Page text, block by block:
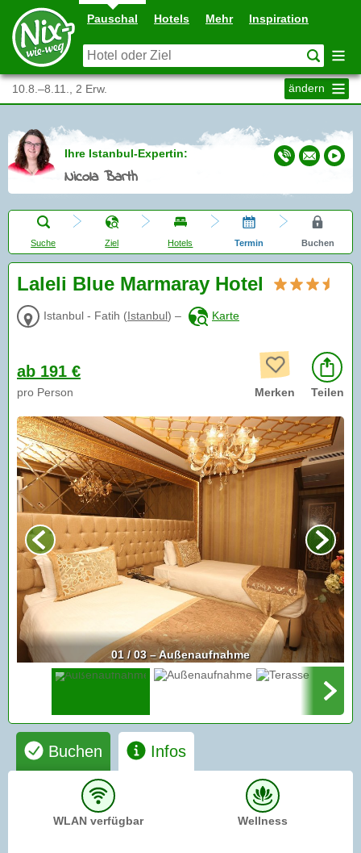
Pauschal Hotels Mehr Inspiration
10.8.–8.11., 2 Erw. ändern
Ihre Istanbul-Expertin:
Nicola Barth
Suche Ziel Hotels Termin Buchen
Laleli Blue Marmaray Hotel
Istanbul - Fatih (Istanbul) – Karte
ab 191 €
pro Person Merken Teilen
01 / 03 – Außenaufnahme
Buchen Infos
WLAN verfügbar Wellness